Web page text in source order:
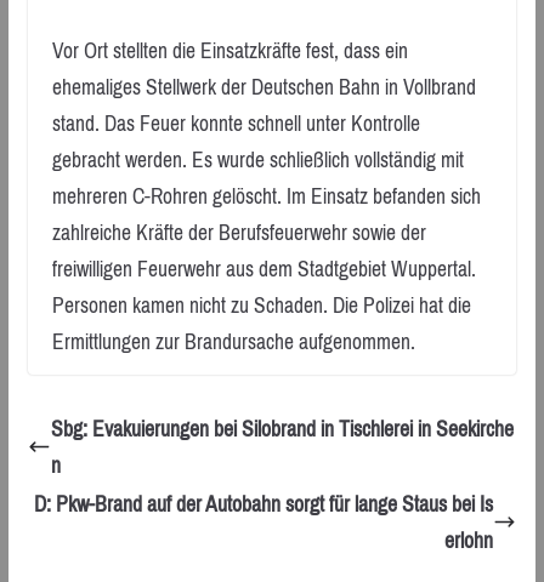
Vor Ort stellten die Einsatzkräfte fest, dass ein
ehemaliges Stellwerk der Deutschen Bahn in Vollbrand
stand. Das Feuer konnte schnell unter Kontrolle
gebracht werden. Es wurde schließlich vollständig mit
mehreren C-Rohren gelöscht. Im Einsatz befanden sich
zahlreiche Kräfte der Berufsfeuerwehr sowie der
freiwilligen Feuerwehr aus dem Stadtgebiet Wuppertal.
Personen kamen nicht zu Schaden. Die Polizei hat die
Ermittlungen zur Brandursache aufgenommen.
Sbg: Evakuierungen bei Silobrand in Tischlerei in Seekirche
n
D: Pkw-Brand auf der Autobahn sorgt für lange Staus bei Is
erlohn